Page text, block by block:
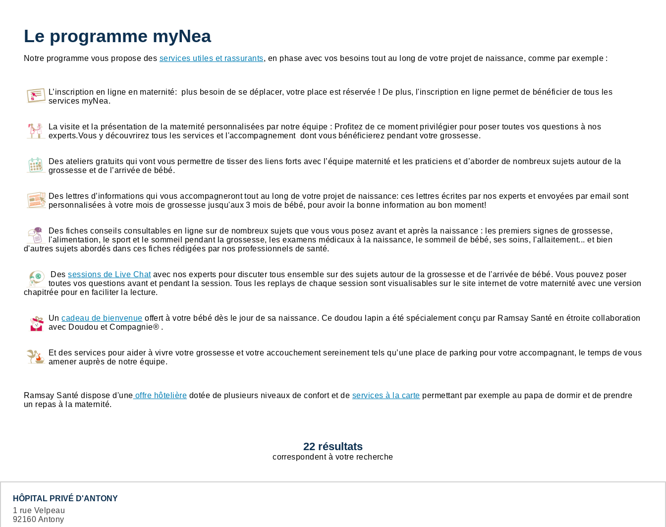
Le programme myNea
Notre programme vous propose des services utiles et rassurants, en phase avec vos besoins tout au long de votre projet de naissance, comme par exemple :
L’inscription en ligne en maternité: plus besoin de se déplacer, votre place est réservée ! De plus, l'inscription en ligne permet de bénéficier de tous les
services myNea.
La visite et la présentation de la maternité personnalisées par notre équipe : Profitez de ce moment privilégier pour poser toutes vos questions à nos
experts.Vous y découvrirez tous les services et l'accompagnement dont vous bénéficierez pendant votre grossesse.
Des ateliers gratuits qui vont vous permettre de tisser des liens forts avec l’équipe maternité et les praticiens et d’aborder de nombreux sujets autour de la
grossesse et de l’arrivée de bébé.
Des lettres d’informations qui vous accompagneront tout au long de votre projet de naissance: ces lettres écrites par nos experts et envoyées par email sont
personnalisées à votre mois de grossesse jusqu'aux 3 mois de bébé, pour avoir la bonne information au bon moment!
Des fiches conseils consultables en ligne sur de nombreux sujets que vous vous posez avant et après la naissance : les premiers signes de grossesse,
l'alimentation, le sport et le sommeil pendant la grossesse, les examens médicaux à la naissance, le sommeil de bébé, ses soins, l'allaitement... et bien
d'autres sujets abordés dans ces fiches rédigées par nos professionnels de santé.
Dessessions de Live Chatavec nos experts pour discuter tous ensemble sur des sujets autour de la grossesse et de l'arrivée de bébé. Vous pouvez poser
toutes vos questions avant et pendant la session. Tous les replays de chaque session sont visualisables sur le site internet de votre maternité avec une version
chapitrée pour en faciliter la lecture.
Uncadeau de bienvenue offert à votre bébé dès le jour de sa naissance. Ce doudou lapin a été spécialement conçu par Ramsay Santé en étroite collaboration
avec Doudou et Compagnie® .
Et des services pour aider à vivre votre grossesse et votre accouchement sereinement tels qu’une place de parking pour votre accompagnant, le temps de vous
amener auprès de notre équipe.
Ramsay Santé dispose d'une offre hôtelière dotée de plusieurs niveaux de confort et de services à la carte permettant par exemple au papa de dormir et de prendre
un repas à la maternité.
22 résultats
correspondentà votre recherche
HÔPITAL PRIVÉ D'ANTONY
1 rue Velpeau
92160 Antony